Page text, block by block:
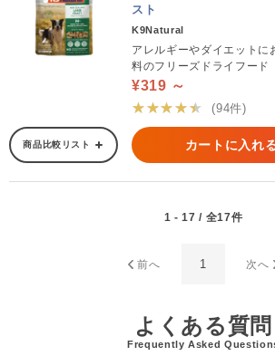
スト
K9Natural
アレルギーやダイエットに
料のフリーズドライフード
¥319 ～
★★★★★
(94件)
商品比較リスト カートに入れ
1 - 17 / 全17件
前へ 1 次へ
よくある質問
Frequently Asked